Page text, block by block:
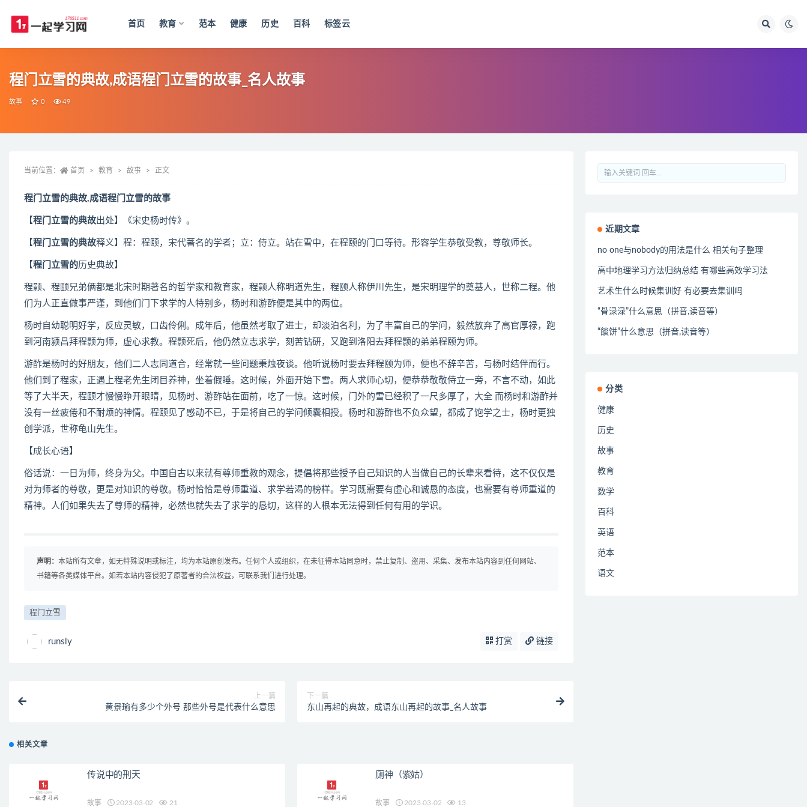
首页 教育 范本 健康 历史 百科 标签云
程门立雪的典故,成语程门立雪的故事_名人故事
故事 0 49
当前位置： 首页 教育 故事 正文
程门立雪的典故,成语程门立雪的故事
【程门立雪的典故出处】《宋史杨时传》。
【程门立雪的典故释义】程：程颐，宋代著名的学者；立：侍立。站在雪中，在程颐的门口等待。形容学生恭敬受教，尊敬师长。
【程门立雪的历史典故】
程颢、程颐兄弟俩都是北宋时期著名的哲学家和教育家，程颢人称明道先生，程颐人称伊川先生，是宋明理学的奠基人，世称二程。他
们为人正直做事严谨，到他们门下求学的人特别多，杨时和游酢便是其中的两位。
杨时自幼聪明好学，反应灵敏，口齿伶俐。成年后，他虽然考取了进士，却淡泊名利，为了丰富自己的学问，毅然放弃了高官厚禄，跑
到河南颍昌拜程颢为师，虚心求教。程颢死后，他仍然立志求学，刻苦钻研，又跑到洛阳去拜程颢的弟弟程颐为师。
游酢是杨时的好朋友，他们二人志同道合，经常就一些问题秉烛夜谈。他听说杨时要去拜程颐为师，便也不辞辛苦，与杨时结伴而行。
他们到了程家，正遇上程老先生闭目养神，坐着假睡。这时候，外面开始下雪。两人求师心切，便恭恭敬敬侍立一旁，不言不动，如此
等了大半天，程颐才慢慢睁开眼睛，见杨时、游酢站在面前，吃了一惊。这时候，门外的雪已经积了一尺多厚了，大全 而杨时和游酢并
没有一丝疲倦和不耐烦的神情。程颐见了感动不已，于是将自己的学问倾囊相授。杨时和游酢也不负众望，都成了饱学之士，杨时更独
创学派，世称龟山先生。
【成长心语】
俗话说：一日为师，终身为父。中国自古以来就有尊师重教的观念，提倡将那些授予自己知识的人当做自己的长辈来看待，这不仅仅是
对为师者的尊敬，更是对知识的尊敬。杨时恰恰是尊师重道、求学若渴的榜样。学习既需要有虚心和诚恳的态度，也需要有尊师重道的
精神。人们如果失去了尊师的精神，必然也就失去了求学的恳切，这样的人根本无法得到任何有用的学识。
声明： 本站所有文章，如无特殊说明或标注，均为本站原创发布。任何个人或组织，在未征得本站同意时，禁止复制、盗用、采集、发布本站内容到任何网站、
书籍等各类媒体平台。如若本站内容侵犯了原著者的合法权益，可联系我们进行处理。
程门立雪
runsly 打赏 链接
上一篇
黄景瑜有多少个外号 那些外号是代表什么意思
下一篇
东山再起的典故，成语东山再起的故事_名人故事
相关文章
传说中的刑天
故事 2023-03-02 21
厕神（紫姑）
故事 2023-03-02 13
近期文章
no one与nobody的用法是什么 相关句子整理
高中地理学习方法归纳总结 有哪些高效学习法
艺术生什么时候集训好 有必要去集训吗
“骨渌渌”什么意思（拼音,读音等）
“餤饼”什么意思（拼音,读音等）
分类
健康
历史
故事
教育
数学
百科
英语
范本
语文